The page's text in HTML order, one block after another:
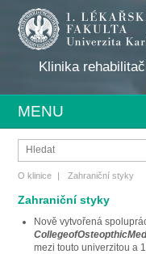
Klinika
MENU
O klinice | Zahraniční styky
Zahraniční styky
Nově vytvořená
mezi touto univerzitou a